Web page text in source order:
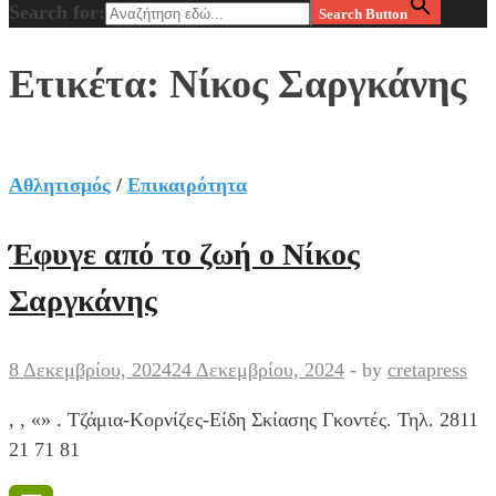
Search for: Search Button
Ετικέτα: Νίκος Σαργκάνης
Αθλητισμός / Επικαιρότητα
Έφυγε από το ζωή ο Νίκος
Σαργκάνης
8 Δεκεμβρίου, 202424 Δεκεμβρίου, 2024 - by cretapress
, , «» . Τζάμια-Κορνίζες-Είδη Σκίασης Γκοντές. Τηλ. 2811
21 71 81